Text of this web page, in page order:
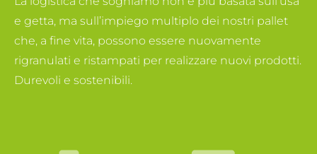
e getta, ma sull’impiego multiplo dei nostri pallet
che, a fine vita, possono essere nuovamente
rigranulati e ristampati per realizzare nuovi prodotti.
Durevoli e sostenibili.